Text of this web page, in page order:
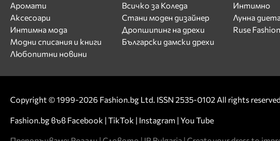
Аромати
Аксесоари
Интимна мода
Модни списания и книги
Любопитни новини
Всичко за Коледа
Стани моден дизайнер
Дропшипинг на дрехи
Български дамски дрехи
Интимно
Лунна
Ruse
Copyright © 1999-2026 Fashion.bg Ltd. ISSN 2535-0102 All rights
Fashion.bg във Facebook | TikTok | Instagram | You Tube